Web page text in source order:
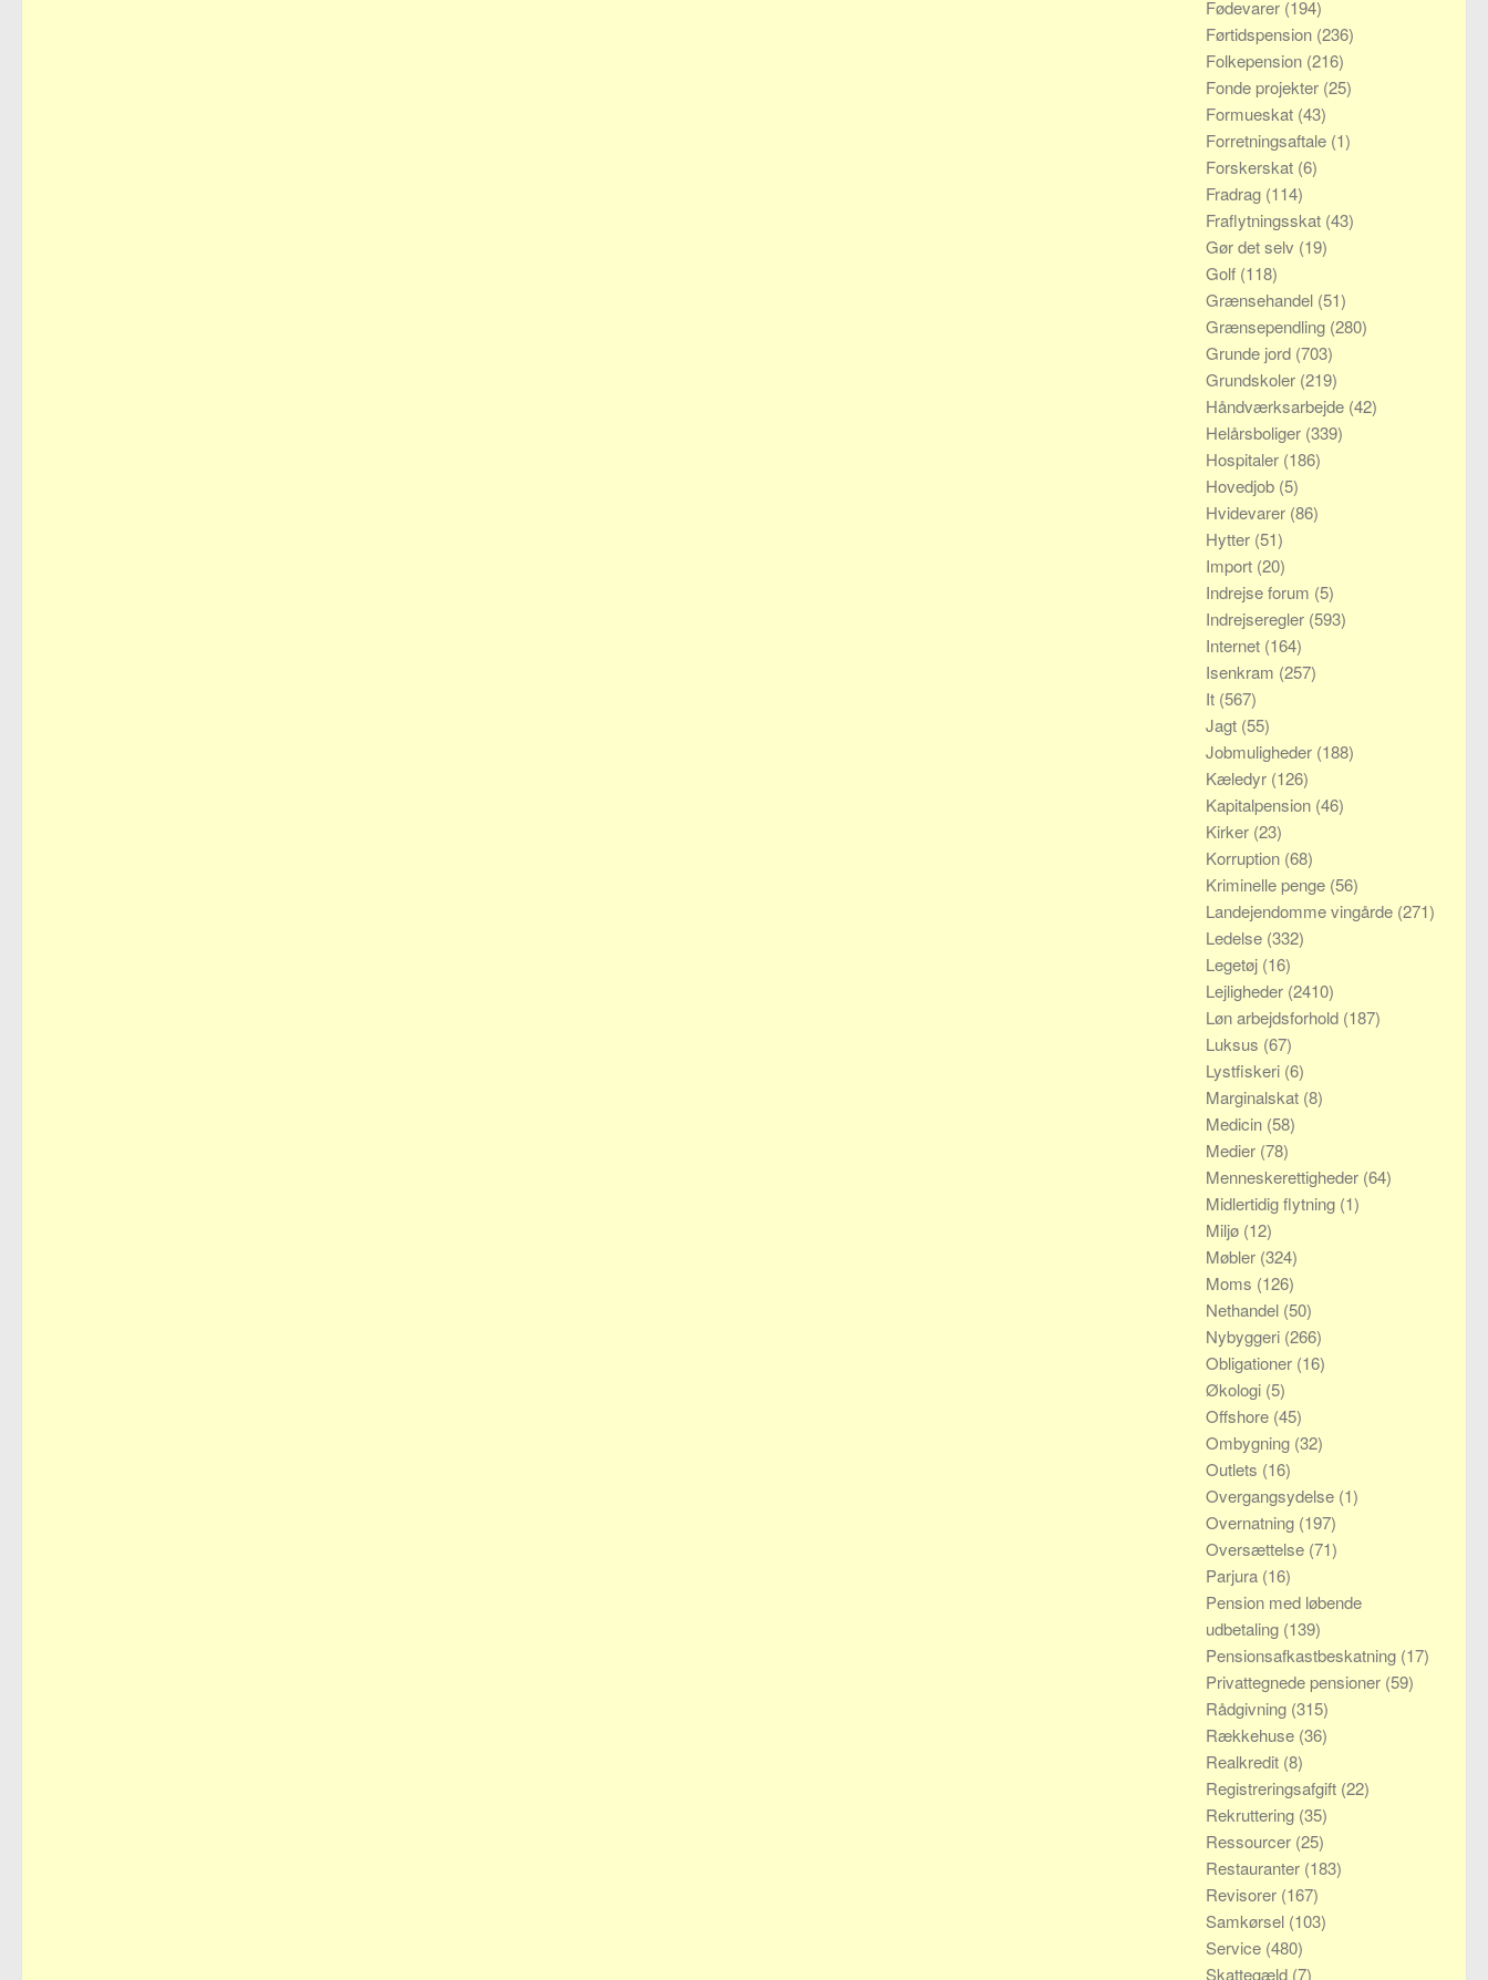
Fødevarer (194)
Førtidspension (236)
Folkepension (216)
Fonde projekter (25)
Formueskat (43)
Forretningsaftale (1)
Forskerskat (6)
Fradrag (114)
Fraflytningsskat (43)
Gør det selv (19)
Golf (118)
Grænsehandel (51)
Grænsependling (280)
Grunde jord (703)
Grundskoler (219)
Håndværksarbejde (42)
Helårsboliger (339)
Hospitaler (186)
Hovedjob (5)
Hvidevarer (86)
Hytter (51)
Import (20)
Indrejse forum (5)
Indrejseregler (593)
Internet (164)
Isenkram (257)
It (567)
Jagt (55)
Jobmuligheder (188)
Kæledyr (126)
Kapitalpension (46)
Kirker (23)
Korruption (68)
Kriminelle penge (56)
Landejendomme vingårde (271)
Ledelse (332)
Legetøj (16)
Lejligheder (2410)
Løn arbejdsforhold (187)
Luksus (67)
Lystfiskeri (6)
Marginalskat (8)
Medicin (58)
Medier (78)
Menneskerettigheder (64)
Midlertidig flytning (1)
Miljø (12)
Møbler (324)
Moms (126)
Nethandel (50)
Nybyggeri (266)
Obligationer (16)
Økologi (5)
Offshore (45)
Ombygning (32)
Outlets (16)
Overgangsydelse (1)
Overnatning (197)
Oversættelse (71)
Parjura (16)
Pension med løbende
udbetaling (139)
Pensionsafkastbeskatning (17)
Privattegnede pensioner (59)
Rådgivning (315)
Rækkehuse (36)
Realkredit (8)
Registreringsafgift (22)
Rekruttering (35)
Ressourcer (25)
Restauranter (183)
Revisorer (167)
Samkørsel (103)
Service (480)
Skattegæld (7)